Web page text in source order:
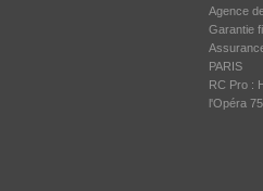
Agence
Garantie
PARIS
RC Pro :
l'Opéra